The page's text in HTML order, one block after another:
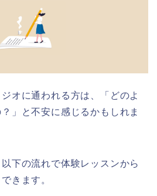
オに通われる方は、「どのよ
」と不安に感じるかもしれま
下の流れで体験レッスンから
きます。